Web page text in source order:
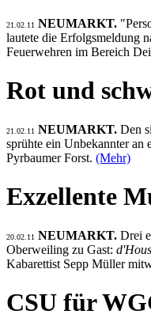
21.02.11 NEUMARKT.
lautete die Erfolgsmeldung
Feuerwehren im Bereich
Rot und
21.02.11 NEUMARKT. Den
sprühte ein Unbekannter an
Pyrbaumer Forst. (Mehr)
Exzellente
20.02.11 NEUMARKT. Drei
Oberweiling zu Gast:
Kabarettist Sepp Müller
CSU für